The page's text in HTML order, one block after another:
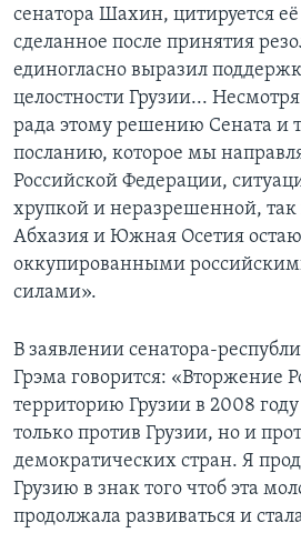
сенатора Шахин, цитируется
сделанное после принятия
единогласно выразил
целостности Грузии...
рада этому решению Сената и
посланию, которое мы
Российской Федерации,
хрупкой и неразрешенной,
Абхазия и Южная Осетия
оккупированными
силами».
В заявлении сенатора-
Грэма говорится: «Вторжение
территорию Грузии в 2008
только против Грузии, но и
демократических стран. Я
Грузию в знак того чтоб эта
продолжала развиваться и